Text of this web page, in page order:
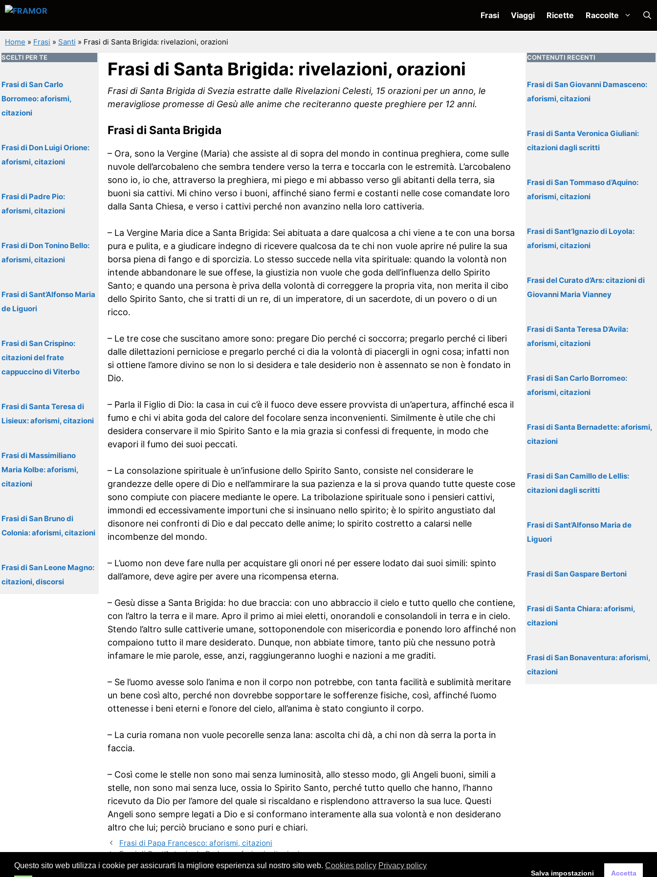
Vai
contenuto
Frasi Viaggi Ricette Raccolte
Home » Frasi » Santi » Frasi di Santa Brigida: rivelazioni, orazioni
Frasi di Santa Brigida: rivelazioni, orazioni
Frasi di Santa Brigida di Svezia estratte dalle Rivelazioni Celesti, 15 orazioni per un anno, le
meravigliose promesse di Gesù alle anime che reciteranno queste preghiere per 12 anni.
Frasi di Santa Brigida
– Ora, sono la Vergine (Maria) che assiste al di sopra del mondo in continua preghiera, come sulle
nuvole dell’arcobaleno che sembra tendere verso la terra e toccarla con le estremità. L’arcobaleno
sono io, io che, attraverso la preghiera, mi piego e mi abbasso verso gli abitanti della terra, sia
buoni sia cattivi. Mi chino verso i buoni, affinché siano fermi e costanti nelle cose comandate loro
dalla Santa Chiesa, e verso i cattivi perché non avanzino nella loro cattiveria.
– La Vergine Maria dice a Santa Brigida: Sei abituata a dare qualcosa a chi viene a te con una borsa
pura e pulita, e a giudicare indegno di ricevere qualcosa da te chi non vuole aprire né pulire la sua
borsa piena di fango e di sporcizia. Lo stesso succede nella vita spirituale: quando la volontà non
intende abbandonare le sue offese, la giustizia non vuole che goda dell’influenza dello Spirito
Santo; e quando una persona è priva della volontà di correggere la propria vita, non merita il cibo
dello Spirito Santo, che si tratti di un re, di un imperatore, di un sacerdote, di un povero o di un
ricco.
– Le tre cose che suscitano amore sono: pregare Dio perché ci soccorra; pregarlo perché ci liberi
dalle dilettazioni perniciose e pregarlo perché ci dia la volontà di piacergli in ogni cosa; infatti non
si ottiene l’amore divino se non lo si desidera e tale desiderio non è assennato se non è fondato in
Dio.
– Parla il Figlio di Dio: la casa in cui c’è il fuoco deve essere provvista di un’apertura, affinché esca il
fumo e chi vi abita goda del calore del focolare senza inconvenienti. Similmente è utile che chi
desidera conservare il mio Spirito Santo e la mia grazia si confessi di frequente, in modo che
evapori il fumo dei suoi peccati.
– La consolazione spirituale è un’infusione dello Spirito Santo, consiste nel considerare le
grandezze delle opere di Dio e nell’ammirare la sua pazienza e la si prova quando tutte queste cose
sono compiute con piacere mediante le opere. La tribolazione spirituale sono i pensieri cattivi,
immondi ed eccessivamente importuni che si insinuano nello spirito; è lo spirito angustiato dal
disonore nei confronti di Dio e dal peccato delle anime; lo spirito costretto a calarsi nelle
incombenze del mondo.
– L’uomo non deve fare nulla per acquistare gli onori né per essere lodato dai suoi simili: spinto
dall’amore, deve agire per avere una ricompensa eterna.
– Gesù disse a Santa Brigida: ho due braccia: con uno abbraccio il cielo e tutto quello che contiene,
con l’altro la terra e il mare. Apro il primo ai miei eletti, onorandoli e consolandoli in terra e in cielo.
Stendo l’altro sulle cattiverie umane, sottoponendole con misericordia e ponendo loro affinché non
compaiono tutto il mare desiderato. Dunque, non abbiate timore, tanto più che nessuno potrà
infamare le mie parole, esse, anzi, raggiungeranno luoghi e nazioni a me graditi.
– Se l’uomo avesse solo l’anima e non il corpo non potrebbe, con tanta facilità e sublimità meritare
un bene così alto, perché non dovrebbe sopportare le sofferenze fisiche, così, affinché l’uomo
ottenesse i beni eterni e l’onore del cielo, all’anima è stato congiunto il corpo.
– La curia romana non vuole pecorelle senza lana: ascolta chi dà, a chi non dà serra la porta in
faccia.
– Così come le stelle non sono mai senza luminosità, allo stesso modo, gli Angeli buoni, simili a
stelle, non sono mai senza luce, ossia lo Spirito Santo, perché tutto quello che hanno, l’hanno
ricevuto da Dio per l’amore del quale si riscaldano e risplendono attraverso la sua luce. Questi
Angeli sono sempre legati a Dio e si conformano interamente alla sua volontà e non desiderano
altro che lui; perciò bruciano e sono puri e chiari.
Frasi di Papa Francesco: aforismi, citazioni
Frasi di Sant’Antonio da Padova: aforismi, citazioni
SCELTI PER TE
Frasi di San Carlo
Borromeo: aforismi,
citazioni
Frasi di Don Luigi Orione:
aforismi, citazioni
Frasi di Padre Pio:
aforismi, citazioni
Frasi di Don Tonino Bello:
aforismi, citazioni
Frasi di Sant’Alfonso Maria
de Liguori
Frasi di San Crispino:
citazioni del frate
cappuccino di Viterbo
Frasi di Santa Teresa di
Lisieux: aforismi, citazioni
Frasi di Massimiliano
Maria Kolbe: aforismi,
citazioni
Frasi di San Bruno di
Colonia: aforismi, citazioni
Frasi di San Leone Magno:
citazioni, discorsi
CONTENUTI RECENTI
Frasi di San Giovanni Damasceno:
aforismi, citazioni
Frasi di Santa Veronica Giuliani:
citazioni dagli scritti
Frasi di San Tommaso d’Aquino:
aforismi, citazioni
Frasi di Sant’Ignazio di Loyola:
aforismi, citazioni
Frasi del Curato d’Ars: citazioni di
Giovanni Maria Vianney
Frasi di Santa Teresa D’Avila:
aforismi, citazioni
Frasi di San Carlo Borromeo:
aforismi, citazioni
Frasi di Santa Bernadette: aforismi,
citazioni
Frasi di San Camillo de Lellis:
citazioni dagli scritti
Frasi di Sant’Alfonso Maria de
Liguori
Frasi di San Gaspare Bertoni
Frasi di Santa Chiara: aforismi,
citazioni
Frasi di San Bonaventura: aforismi,
citazioni
Questo sito web utilizza i cookie per assicurarti la migliore esperienza sul nostro sito web. Cookies policy Privacy policy
Salva impostazioni Accetta